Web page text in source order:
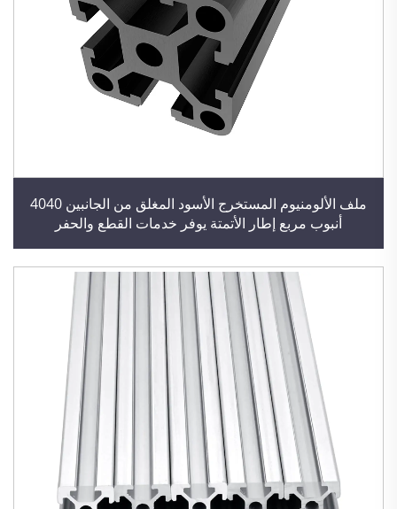
ملف الألومنيوم المستخرج الأسود المغلق من الجانبين 4040
أنبوب مربع إطار الأتمتة يوفر خدمات القطع والحفر